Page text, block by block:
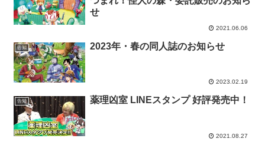
せ
2021.06.06
告知 2023年・春の同人誌のお知らせ
2023.02.19
告知 薬理凶室 LINEスタンプ 好評発売中！
2021.08.27